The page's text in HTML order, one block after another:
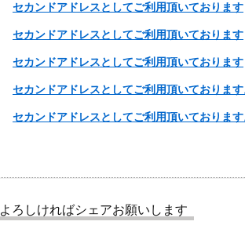
セカンドアドレスとしてご利用頂いております
セカンドアドレスとしてご利用頂いております
セカンドアドレスとしてご利用頂いております
セカンドアドレスとしてご利用頂いております
セカンドアドレスとしてご利用頂いております
よろしければシェアお願いします